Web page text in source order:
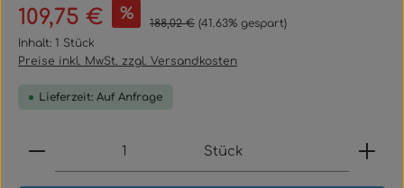
Verkaufspreis:
109,75 € % Regulärer Preis:
188,02 € (41.63% gespart)
Inhalt: 1 Stück
Preise inkl. MwSt. zzgl. Versandkosten
Lieferzeit: Auf Anfrage
Produkt Anzahl: Gib den gewünschten Wert
Stück